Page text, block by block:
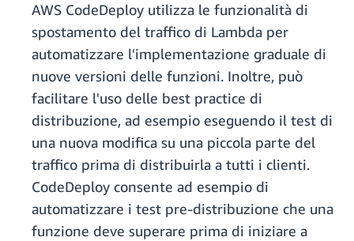
AWS CodeDeploy utilizza le funzionalità di
spostamento del traffico di Lambda per
automatizzare l'implementazione graduale di
nuove versioni delle funzioni. Inoltre, può
facilitare l'uso delle best practice di
distribuzione, ad esempio eseguendo il test di
una nuova modifica su una piccola parte del
traffico prima di distribuirla a tutti i clienti.
CodeDeploy consente ad esempio di
automatizzare i test pre-distribuzione che una
funzione deve superare prima di iniziare a